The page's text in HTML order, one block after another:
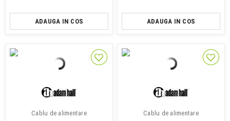
ADAUGA IN COS ADAUGA IN COS
Cablu de alimentare Cablu de alimentare